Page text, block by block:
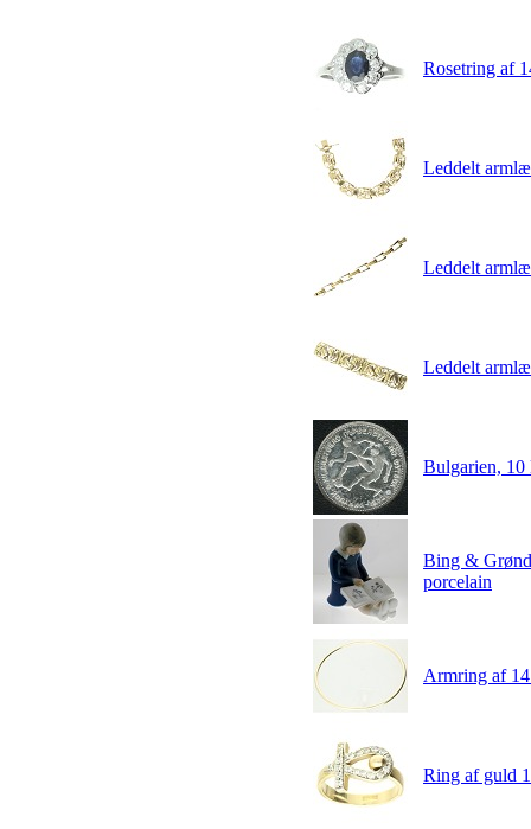
Rosetring af
Leddelt
Leddelt
Leddelt
Bulgarien, 10
Bing &
porcelain
Armring af
Ring af guld